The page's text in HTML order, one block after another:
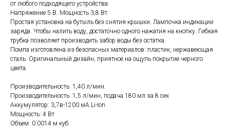
от любого подходящего устройства.
Напряжение 5 В. Мощность 3,8 Вт.
Простая установка на бутыль без снятия крышки. Лампочка индикации
заряда. Чтобы налить воду, достаточно одного нажатия на кнопку. Гибкая
трубка позволяет производить забор воды без остатка.
Помпа изготовлена из безопасных материалов: пластик, нержавеющая
сталь. Оригинальный дизайн, приятное на ощупь покрытие черного
цвета.
Производительность: 1,40 л/мин.
Производительность: 1,5 л/мин, подача 180 мл за 8 сек
Аккумулятор: 3,7в-1200 мА Li-Ion
Мощность: 4 Вт
Объем: 0.0014 м.куб